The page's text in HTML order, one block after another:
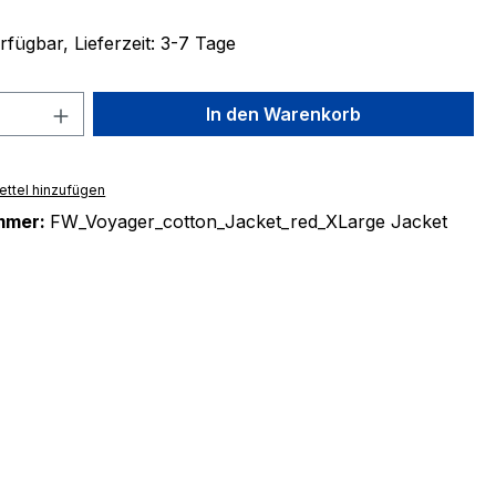
Lieferzeit: 3-7 Tage
Anzahl: Gib den gewünschten Wert
In den Warenkorb
hinzufügen
FW_Voyager_cotton_Jacket_red_XLarge Jacket